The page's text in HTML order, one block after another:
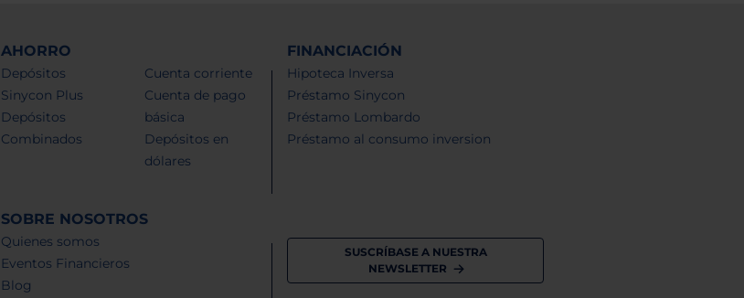
AHORRO
Depósitos
Sinycon Plus
Depósitos
Combinados
Cuenta corriente
Cuenta de pago
básica
Depósitos en
dólares
FINANCIACIÓN
Hipoteca Inversa
Préstamo Sinycon
Préstamo Lombardo
Préstamo al consumo inversion
SOBRE NOSOTROS
Quienes somos
Eventos Financieros
Blog
SUSCRÍBASE A NUESTRA
NEWSLETTER